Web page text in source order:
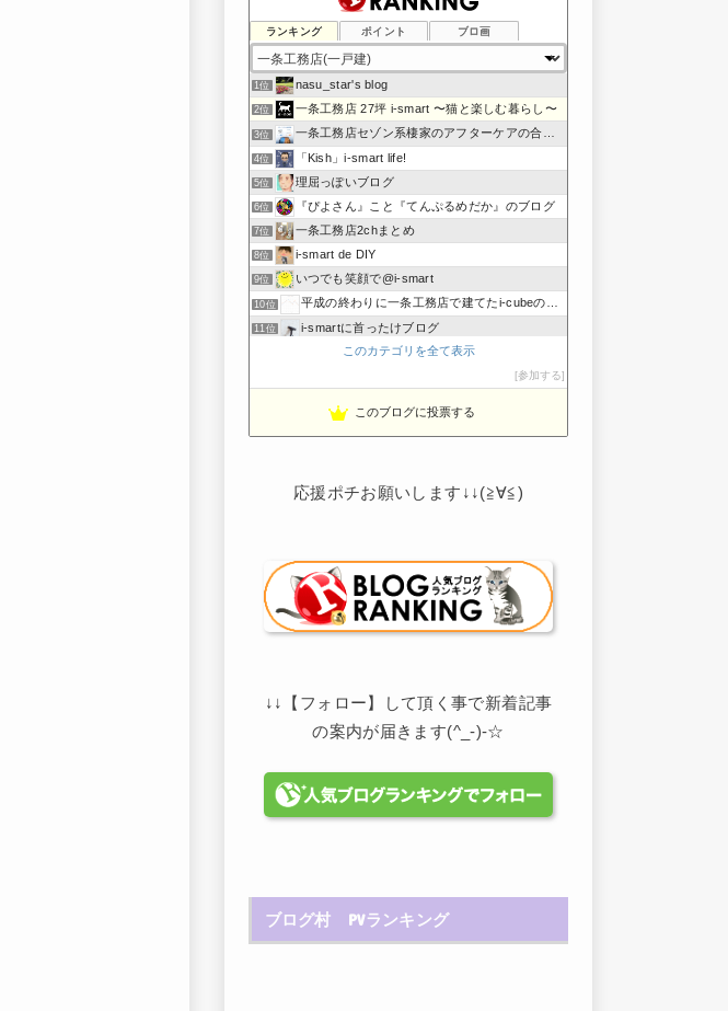
ランキング ポイント ブロ画
1位 nasu_star's blog
2位 一条工務店 27坪 i-smart 〜猫と楽しむ暮らし〜
3位 一条工務店セゾン系棲家のアフターケアの合間に綴るブログ
4位 「Kish」i-smart life!
5位 理屈っぽいブログ
6位 『ぴよさん』こと『てんぷるめだか』のブログ
7位 一条工務店2chまとめ
8位 i-smart de DIY
9位 いつでも笑顔で@i-smart
10位 平成の終わりに一条工務店で建てたi-cubeのブログ
11位 i-smartに首ったけブログ
節約しないエコライフ
わかまっちょのおうち
このカテゴリを全て表示
参加する
このブログに投票する
応援ポチお願いします↓↓(≧∀≦)
↓↓【フォロー】して頂く事で新着記事
の案内が届きます(^_-)-☆
ブログ村 PVランキング